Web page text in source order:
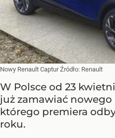
Nowy Renault CapturŹródło: Renault
W Polsce od 23
już zamawiać nowego
którego premiera
roku.